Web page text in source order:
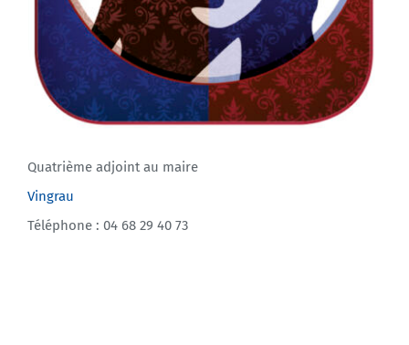
Quatrième adjoint au maire
Vingrau
Téléphone : 04 68 29 40 73